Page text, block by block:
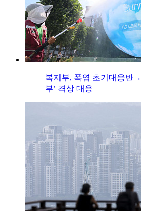
복지부, 폭염 초기대응반
부’ 격상 대응